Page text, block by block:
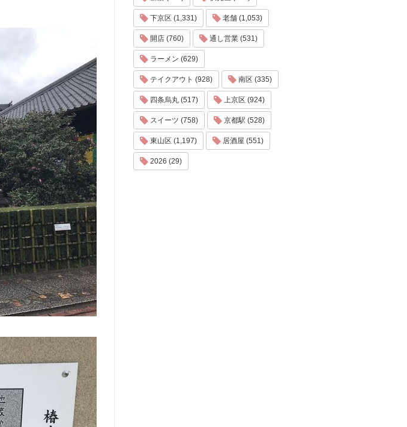
下京区 (1,331) 老舗 (1,053)
開店 (760) 通し営業 (531)
ラーメン (629)
テイクアウト (928) 南区 (335)
四条烏丸 (517) 上京区 (924)
スイーツ (758) 京都駅 (528)
東山区 (1,197) 居酒屋 (551)
2026 (29)